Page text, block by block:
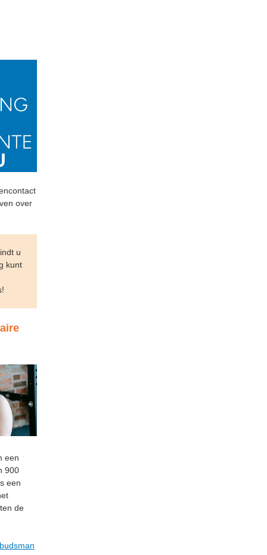
over
u
kunt
een
900
een
de